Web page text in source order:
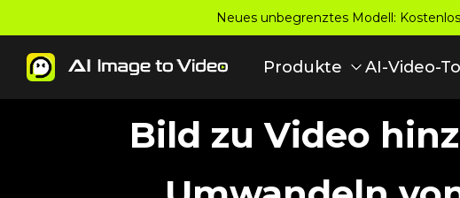
Neues unbegrenztes Modell:
Produkte AI-Video-
Bild zu Video